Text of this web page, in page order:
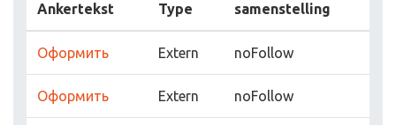
Ankertekst Type samenstelling
Оформить Extern noFollow
Оформить Extern noFollow